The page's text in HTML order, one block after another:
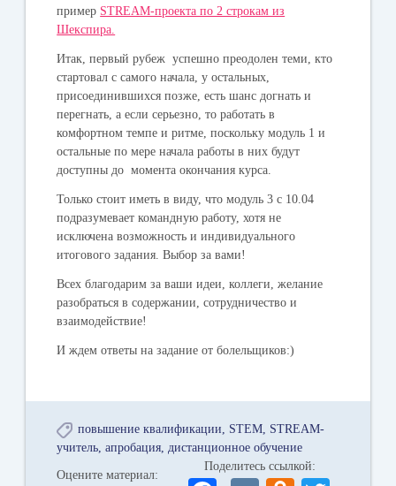
пример STREAM-проекта по 2 строкам из
Шекспира.
Итак, первый рубеж успешно преодолен теми, кто
стартовал с самого начала, у остальных,
присоединившихся позже, есть шанс догнать и
перегнать, а если серьезно, то работать в
комфортном темпе и ритме, поскольку модуль 1 и
остальные по мере начала работы в них будут
доступны до момента окончания курса.
Только стоит иметь в виду, что модуль 3 с 10.04
подразумевает командную работу, хотя не
исключена возможность и индивидуального
итогового задания. Выбор за вами!
Всех благодарим за ваши идеи, коллеги, желание
разобраться в содержании, сотрудничество и
взаимодействие!
И ждем ответы на задание от болельщиков:)
повышение квалификации STEM STREAM-
учитель апробация дистанционное обучение
Оцените материал:
Поделитесь ссылкой: